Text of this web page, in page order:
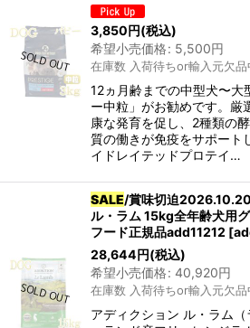
3,850円(税込)
希望小売価格: 5,500円
在庫数 入荷待ちor輸入元欠品
12ヵ月齢までの中型犬〜大
ー中粒」がお勧めです。厳
康な発育を促し、2種類の
質の働きが免疫をサポート
イドレイテッドプロテイ…
SALE/賞味切迫
ル・ラム 15kg全年齢犬用
フード正規品add11212 [
28,644円(税込)
希望小売価格: 40,920円
在庫数 入荷待ちor輸入元欠品
アディクション ル・ラム